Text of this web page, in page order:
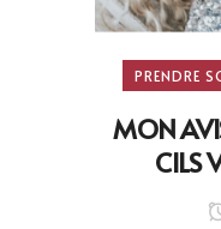
PRENDRE
MON
CILS